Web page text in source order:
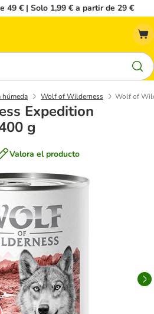
49 € | Solo 1,99 € a partir de 29 €
húmeda Wolf of Wilderness Wolf of
Expedition
g
Valora el producto